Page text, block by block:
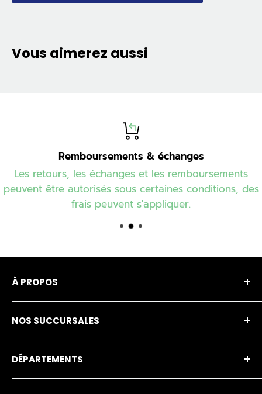
Vous aimerez aussi
Remboursements & échanges
Les retours, les échanges et les remboursements
peuvent être autorisés sous certaines conditions, des
frais peuvent s'appliquer.
À PROPOS
Notre entreprise
Notre histoire
Financement
Nos marques
Carrière
NOS SUCCURSALES
Amos
Buckingham Écono
Gatineau
DÉPARTEMENTS
Item en solde